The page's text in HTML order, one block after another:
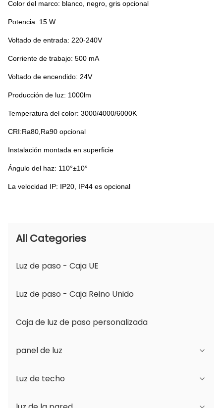
Color del marco: blanco, negro, gris opcional
Potencia: 15 W
Voltado de entrada: 220-240V
Corriente de trabajo: 500 mA
Voltado de encendido: 24V
Producción de luz: 1000lm
Temperatura del color: 3000/4000/6000K
CRI:Ra80,Ra90 opcional
Instalación montada en superficie
Ángulo del haz: 110°±10°
La velocidad IP: IP20, IP44 es opcional
All Categories
Luz de paso - Caja UE
Luz de paso - Caja Reino Unido
Caja de luz de paso personalizada
panel de luz
Serie JDL
Luz de techo